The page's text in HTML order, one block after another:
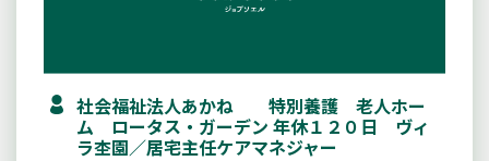
社会福祉法人あかね 特別養護 老人ホー
ム ロータス・ガーデン 年休１２０日 ヴィ
ラ杢園／居宅主任ケアマネジャー